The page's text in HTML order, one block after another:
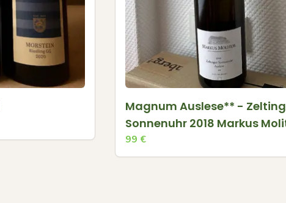
Magnum Auslese** -
Sonnenuhr 2018 Markus
99 €